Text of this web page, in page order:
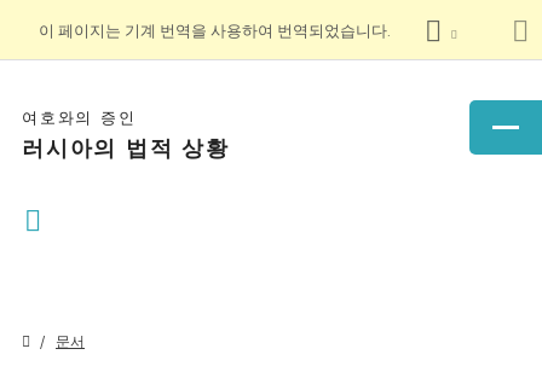
이 페이지는 기계 번역을 사용하여 번역되었습니다.
여호와의 증인
러시아의 법적 상황
문서